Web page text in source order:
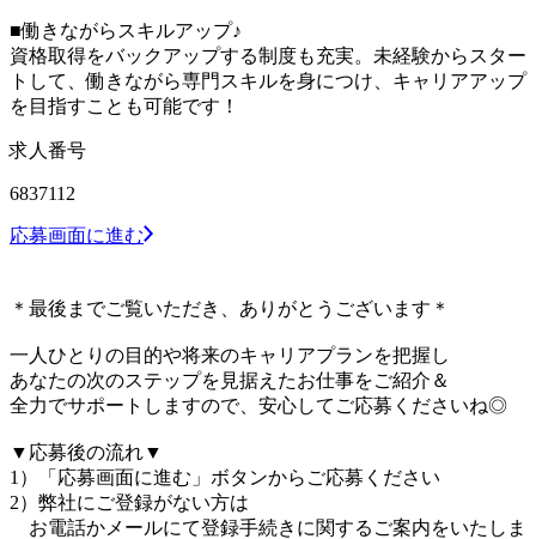
■働きながらスキルアップ♪
資格取得をバックアップする制度も充実。未経験からスター
トして、働きながら専門スキルを身につけ、キャリアアップ
を目指すことも可能です！
求人番号
6837112
応募画面に進む
＊最後までご覧いただき、ありがとうございます＊
一人ひとりの目的や将来のキャリアプランを把握し
あなたの次のステップを見据えたお仕事をご紹介＆
全力でサポートしますので、安心してご応募くださいね◎
▼応募後の流れ▼
1）「応募画面に進む」ボタンからご応募ください
2）弊社にご登録がない方は
お電話かメールにて登録手続きに関するご案内をいたしま